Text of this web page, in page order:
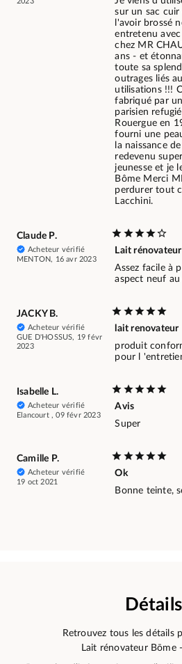
sur un sac
l'avoir brossé
entretenu
chez MR
ans - et
toute sa
outrages liés
utilisations !!!
fabriqué par
parisien
Rouergue en
fourni une
la naissance
redevenu
jeunesse et je
Bôme Merci
perdurer tout
Lacchini.
Claude P.
Acheteur vérifié
MENTON, 16 avr 2023
Lait rénovateur
Assez facile à
aspect neuf
JACKY B.
Acheteur vérifié
GUE D'HOSSUS, 19 févr
2023
lait renovateur
produit
pour l
Isabelle L.
Acheteur vérifié
Elancourt , 09 févr 2023
Avis
Super
Camille P.
Acheteur vérifié
19 oct 2021
Ok
Bonne teinte,
Retrouvez tous les détails
Lait rénovateur Bōme